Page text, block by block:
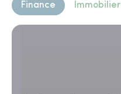
Finance Immobilier